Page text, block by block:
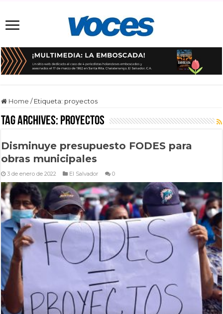
Home / Etiqueta: proyectos
Tag Archives: proyectos
Disminuye presupuesto FODES para
obras municipales
3 de enero de 2022 El Salvador 0